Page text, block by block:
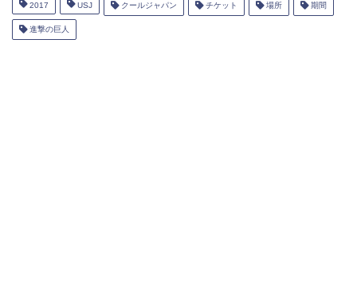
2017 USJ クールジャパン チケット 場所 期間
進撃の巨人